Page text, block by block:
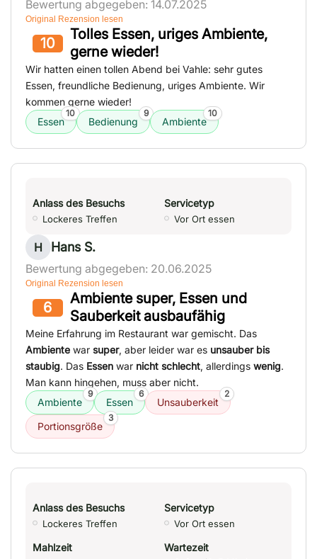
Bewertung abgegeben: 14.07.2025
Original Rezension lesen
10
Tolles Essen, uriges Ambiente,
gerne wieder!
Wir hatten einen tollen Abend bei Vahle: sehr gutes
Essen, freundliche Bedienung, uriges Ambiente. Wir
kommen gerne wieder!
Essen
10
Bedienung
9
Ambiente
10
Anlass des Besuchs
Lockeres Treffen
Servicetyp
Vor Ort essen
H Hans S.
Bewertung abgegeben: 20.06.2025
Original Rezension lesen
6
Ambiente super, Essen und
Sauberkeit ausbaufähig
Meine Erfahrung im Restaurant war gemischt. Das
Ambiente war super, aber leider war es unsauber bis
staubig. Das Essen war nicht schlecht, allerdings wenig.
Man kann hingehen, muss aber nicht.
Ambiente
9
Essen
6
Unsauberkeit
2
Portionsgröße
3
Anlass des Besuchs
Lockeres Treffen
Servicetyp
Vor Ort essen
Mahlzeit Wartezeit